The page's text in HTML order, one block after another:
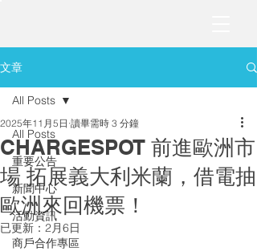
文章
All Posts
重要公告
新聞中心
活動資訊
商戶合作專區
All Posts
CHARGESPOT 前進歐洲市
場 拓展義大利米蘭，借電抽
歐洲來回機票！
2025年11月5日 讀畢需時 3 分鐘
已更新： 2月6日